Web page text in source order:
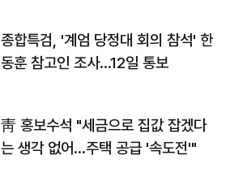
종합특검, '계엄 당정대 회의 참석' 한
동훈 참고인 조사...12일 통보
靑 홍보수석 "세금으로 집값 잡겠다
는 생각 없어…주택 공급 '속도전'"